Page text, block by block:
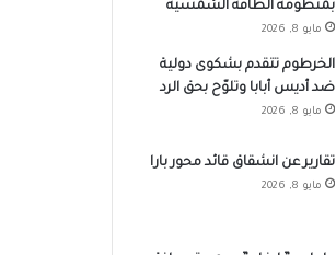
بمنظومة الطاقة الشمسية
مايو 8, 2026
الخرطوم تتقدم بشكوى دولية
ضد أديس أبابا وتلوّح بحق الرد
مايو 8, 2026
تقارير عن انشقاق قائد محور بارا
مايو 8, 2026